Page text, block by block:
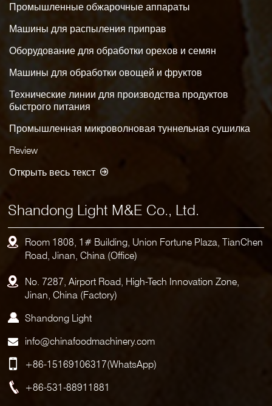
Промышленные обжарочные аппараты
Машины для распыления приправ
Оборудование для обработки орехов и семян
Машины для обработки овощей и фруктов
Технические линии для производства продуктов
быстрого питания
Промышленная микроволновая туннельная сушилка
Review
Открыть весь текст
Shandong Light M&E Co., Ltd.
Room 1808, 1# Building, Union Fortune Plaza, TianChen
Road, Jinan, China (Office)
No. 7287, Airport Road, High-Tech Innovation Zone,
Jinan, China (Factory)
Shandong Light
info@chinafoodmachinery.com
+86-15169106317(WhatsApp)
+86-531-88911881